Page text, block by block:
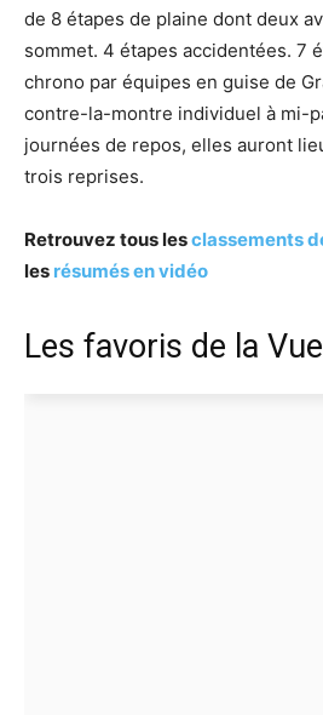
de 8 étapes de plaine dont deux
sommet. 4 étapes accidentées. 7
chrono par équipes en guise de
contre-la-montre individuel à mi-
journées de repos, elles auront
trois reprises.
Retrouvez tous lesclassements
les résumés en vidéo
Les favoris de la